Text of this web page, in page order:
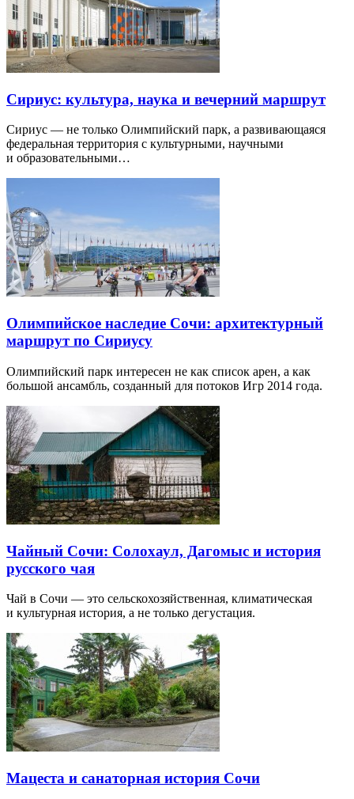
Сириус: культура, наука и вечерний маршрут
Сириус — не только Олимпийский парк, а развивающаяся
федеральная территория с культурными, научными
и образовательными…
Олимпийское наследие Сочи: архитектурный
маршрут по Сириусу
Олимпийский парк интересен не как список арен, а как
большой ансамбль, созданный для потоков Игр 2014 года.
Чайный Сочи: Солохаул, Дагомыс и история
русского чая
Чай в Сочи — это сельскохозяйственная, климатическая
и культурная история, а не только дегустация.
Мацеста и санаторная история Сочи